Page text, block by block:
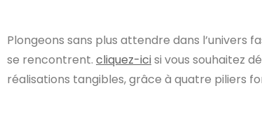
Plongeons sans plus attendre dans l’univers
se rencontrent. cliquez-icisi vous souhaitez
réalisations tangibles, grâce à quatre piliers